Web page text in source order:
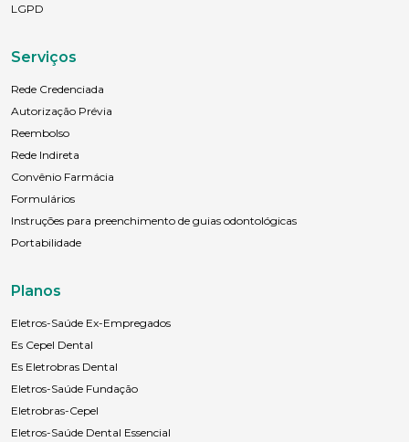
LGPD
Serviços
Rede Credenciada
Autorização Prévia
Reembolso
Rede Indireta
Convênio Farmácia
Formulários
Instruções para preenchimento de guias odontológicas
Portabilidade
Planos
Eletros-Saúde Ex-Empregados
Es Cepel Dental
Es Eletrobras Dental
Eletros-Saúde Fundação
Eletrobras-Cepel
Eletros-Saúde Dental Essencial